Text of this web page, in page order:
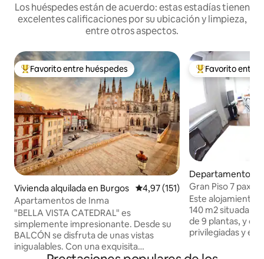
Los huéspedes están de acuerdo: estas estadías tienen
excelentes calificaciones por su ubicación y limpieza,
entre otros aspectos.
Favorito entre los huéspedes más destacados
Favorito entre huéspedes
Vivienda alquilada en Burgos Calificación promedio: 4,97 de
4,97 (151)
Apartamentos de Inma
"BELLA VISTA CATEDRAL" es
simplemente impresionante. Desde su
BALCÓN se disfruta de unas vistas
inigualables. Con una exquisita
Favorito entre
Favorito entre
Departamento en
Gran Piso 7 pax y
Catedral
Este alojamiento
140 m2 situada
de 9 plantas, y
privilegiadas y
un espacio